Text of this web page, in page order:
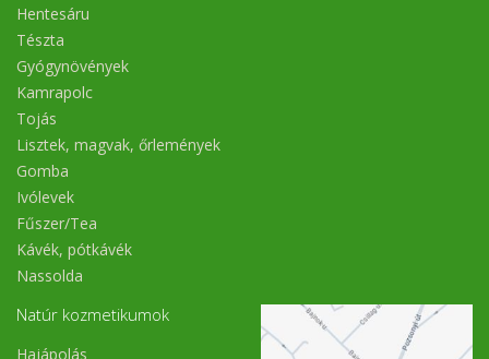
Hentesáru
Tészta
Gyógynövények
Kamrapolc
Tojás
Lisztek, magvak, őrlemények
Gomba
Ivólevek
Fűszer/Tea
Kávék, pótkávék
Nassolda
Natúr kozmetikumok
Hajápolás